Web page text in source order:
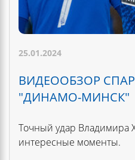
25.01.2024
ВИДЕООБЗОР
"ДИНАМО-МИНСК"
Точный удар Владимира
интересные моменты.